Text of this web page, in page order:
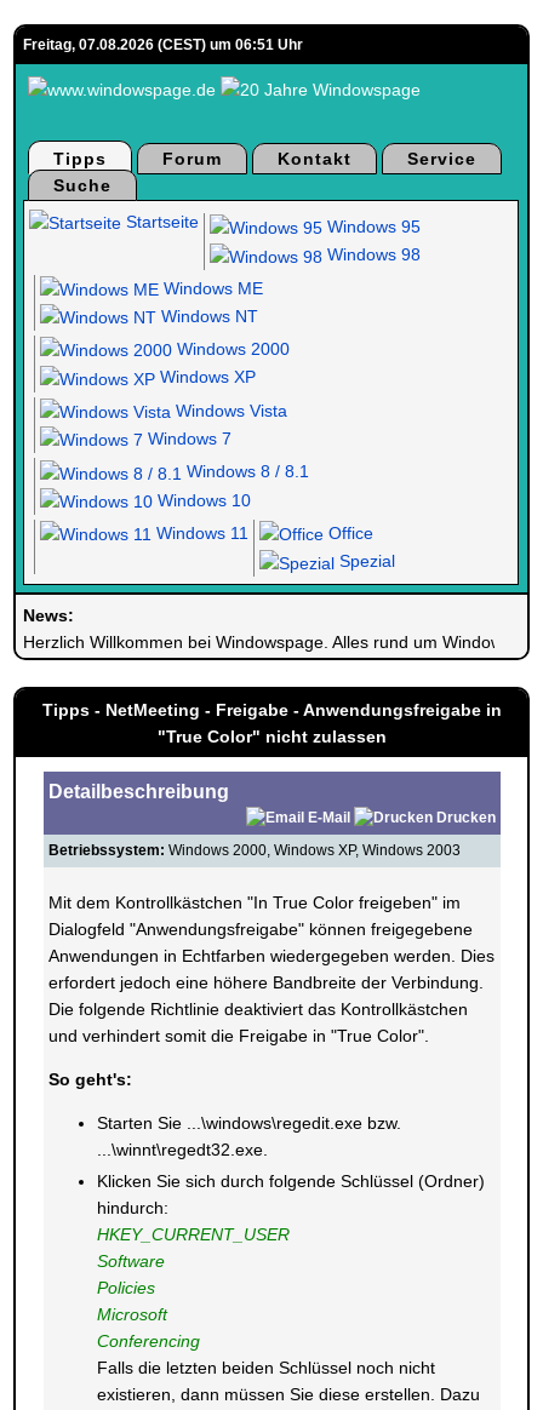
Freitag, 07.08.2026 (CEST) um 06:51 Uhr
Tipps Forum Kontakt
Service
Suche
Startseite
Windows 95
Windows 98
Windows ME
Windows NT
Windows 2000
Windows XP
Windows Vista
Windows 7
Windows 8 / 8.1
Windows 10
Windows 11
Office
Spezial
News:
Herzlich Willkommen bei Windowspage. Alles rund um Windows.
Tipps - NetMeeting - Freigabe - Anwendungsfreigabe in
"True Color" nicht zulassen
Detailbeschreibung
E-Mail
Drucken
Betriebssystem: Windows 2000, Windows XP, Windows 2003
Mit dem Kontrollkästchen "In True Color freigeben" im
Dialogfeld "Anwendungsfreigabe" können freigegebene
Anwendungen in Echtfarben wiedergegeben werden. Dies
erfordert jedoch eine höhere Bandbreite der Verbindung.
Die folgende Richtlinie deaktiviert das Kontrollkästchen
und verhindert somit die Freigabe in "True Color".
So geht's:
Starten Sie ...\windows\regedit.exe bzw.
...\winnt\regedt32.exe.
Klicken Sie sich durch folgende Schlüssel (Ordner)
hindurch:
HKEY_CURRENT_USER
Software
Policies
Microsoft
Conferencing
Falls die letzten beiden Schlüssel noch nicht
existieren, dann müssen Sie diese erstellen. Dazu